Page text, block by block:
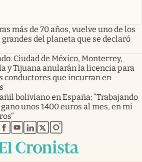
más de 70 años, vuelve uno de los
del planeta que se declaró
Ciudad de México, Monterrey,
y Tijuana anularán la licencia para
conductores que incurran en
boliviano en España: “Trabajando
unos 1400 euros al mes, en mi
abre en nueva pestaña
abre en nueva pestaña
abre en nueva pestaña
abre en nueva pestaña
abre en nueva pestaña